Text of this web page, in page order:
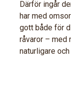
Därför ingår
har med
gott både för
råvaror – med
naturligare